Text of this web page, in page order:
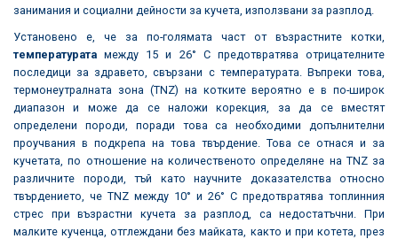
занимания и социални дейности за кучета, използвани за разплод.
Установено е, че за по-голямата част от възрастните котки,
температурата между 15 и 26° C предотвратява отрицателните
последици за здравето, свързани с температурата. Въпреки това,
термонеутралната зона (TNZ) на котките вероятно е в по-широк
диапазон и може да се наложи корекция, за да се вместят
определени породи, поради това са необходими допълнителни
проучвания в подкрепа на това твърдение. Това се отнася и за
кучетата, по отношение на количественото определяне на TNZ за
различните породи, тъй като научните доказателства относно
твърдението, че TNZ между 10° и 26° C предотвратява топлинния
стрес при възрастни кучета за разплод, са недостатъчни. При
малките кученца, отглеждани без майката, както и при котета, през